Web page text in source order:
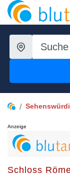
Anzeige
Schloss